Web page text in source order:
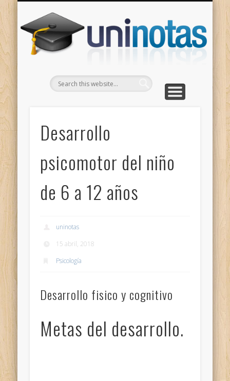
Desarrollo
psicomotor del niño
de 6 a 12 años
uninotas
15 abril, 2018
Psicología
Desarrollo fisico y cognitivo
Metas del desarrollo.